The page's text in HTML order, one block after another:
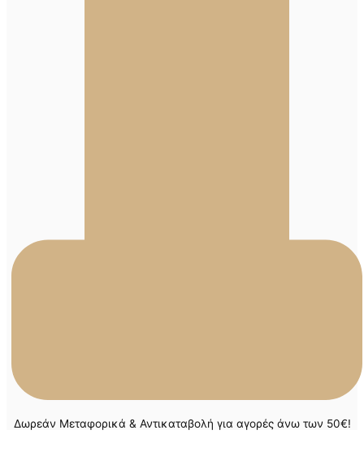
Δωρεάν Μεταφορικά & Αντικαταβολή για αγορές άνω των 50€!